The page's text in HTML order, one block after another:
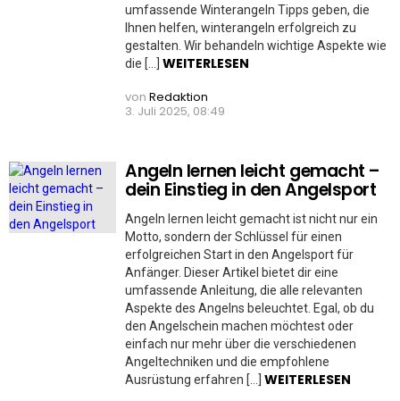
umfassende Winterangeln Tipps geben, die
Ihnen helfen, winterangeln erfolgreich zu
gestalten. Wir behandeln wichtige Aspekte wie
die […] WEITERLESEN
von Redaktion
3. Juli 2025, 08:49
Angeln lernen leicht gemacht –
dein Einstieg in den Angelsport
Angeln lernen leicht gemacht ist nicht nur ein
Motto, sondern der Schlüssel für einen
erfolgreichen Start in den Angelsport für
Anfänger. Dieser Artikel bietet dir eine
umfassende Anleitung, die alle relevanten
Aspekte des Angelns beleuchtet. Egal, ob du
den Angelschein machen möchtest oder
einfach nur mehr über die verschiedenen
Angeltechniken und die empfohlene
Ausrüstung erfahren […] WEITERLESEN